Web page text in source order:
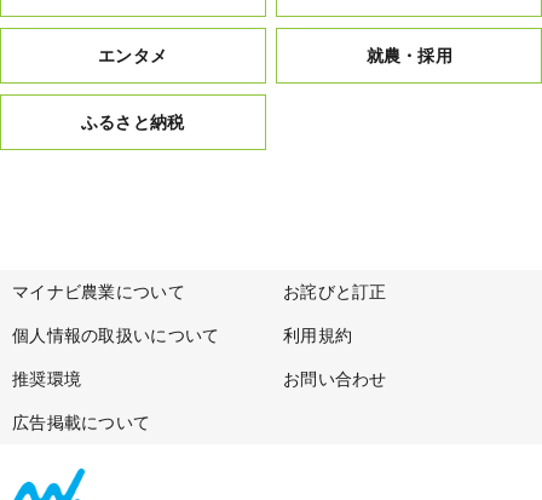
エンタメ 就農・採用
ふるさと納税
マイナビ農業について お詫びと訂正
個人情報の取扱いについて 利用規約
推奨環境 お問い合わせ
広告掲載について